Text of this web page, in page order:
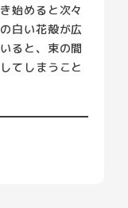
始めると次々
白い花殻が広
ると、束の間
てしまうこと